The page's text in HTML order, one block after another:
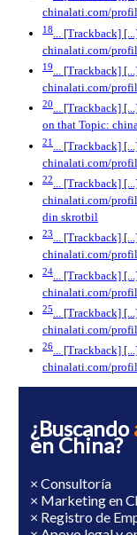
chinalati.com/
18
... [Trackback]
chinalati.com/
19... [Trackback]
chinalati.com/
20... [Trackback]
on that Topic:
21
... [Trackback]
chinalati.com/
22
... [Trackback]
chinalati.com/
din skrotbil
23... [Trackback]
chinalati.com/
24
... [Trackback]
chinalati.com/
25
... [Trackback]
chinalati.com/
26... [Trackback]
chinalati.com/
¿Buscando
en China?
× Consultoría
× Marketing en
× Registro de